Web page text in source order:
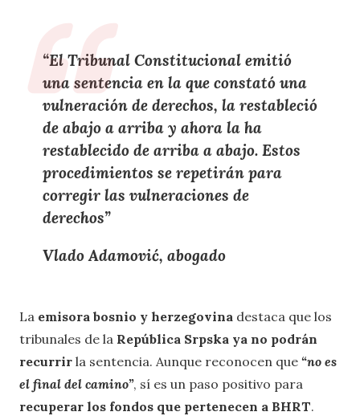
“El Tribunal Constitucionalemitió
una sentencia en la que constató una
vulneración de derechos, la restableció
de abajo a arribay ahora la ha
restablecido de arriba a abajo. Estos
procedimientos se repetirán para
corregir las vulneraciones de
derechos”
Vlado Adamović, abogado
La emisora bosnio y herzegovina destaca que los
tribunales de la República Srpska ya no podrán
recurrir la sentencia. Aunque reconocen que “no es
el final del camino”, sí es un paso positivo para
recuperar los fondos que pertenecen a BHRT.